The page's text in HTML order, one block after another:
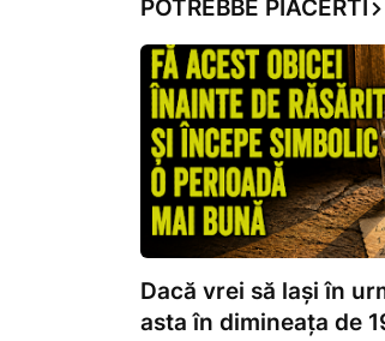
POTREBBE PIACERTI
Dacă vrei să lași în
asta în dimineața de